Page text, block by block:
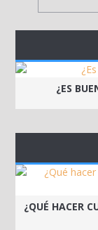
¿ES
¿QUÉ HACER